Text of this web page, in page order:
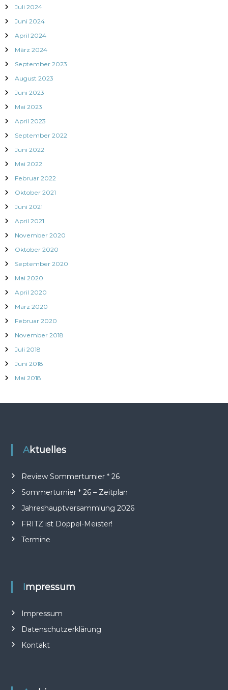
o
n
Juli 2024
Juni 2024
April 2024
März 2024
September 2023
August 2023
Juni 2023
Mai 2023
April 2023
September 2022
Juni 2022
Mai 2022
Februar 2022
Oktober 2021
Juni 2021
April 2021
November 2020
Oktober 2020
September 2020
Mai 2020
April 2020
März 2020
Februar 2020
November 2018
Juli 2018
Juni 2018
Mai 2018
Aktuelles
Review Sommerturnier * 26
Sommerturnier * 26 – Zeitplan
Jahreshauptversammlung 2026
FRITZ ist Doppel-Meister!
Termine
Impressum
Impressum
Datenschutzerklärung
Kontakt